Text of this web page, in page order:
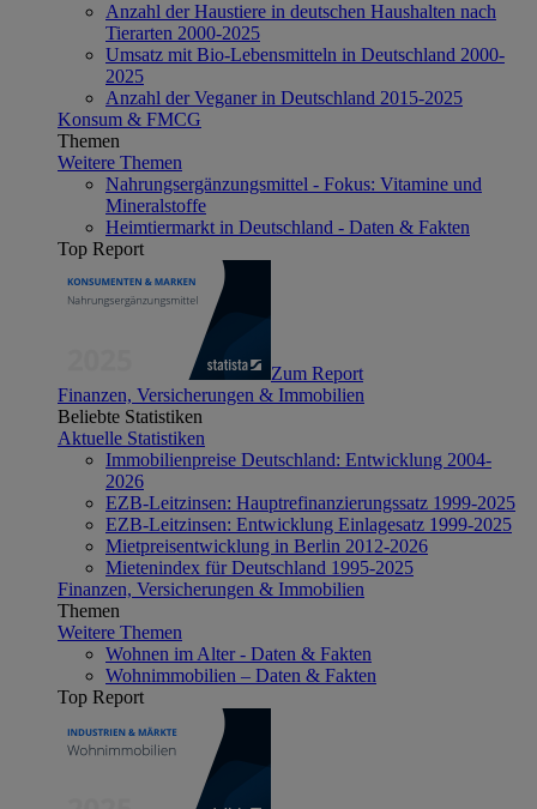
Anzahl der Haustiere in deutschen Haushalten nach
Tierarten 2000-2025
Umsatz mit Bio-Lebensmitteln in Deutschland 2000-
2025
Anzahl der Veganer in Deutschland 2015-2025
Konsum & FMCG
Themen
Weitere Themen
Nahrungsergänzungsmittel - Fokus: Vitamine und
Mineralstoffe
Heimtiermarkt in Deutschland - Daten & Fakten
Top Report
Zum Report
Finanzen, Versicherungen & Immobilien
Beliebte Statistiken
Aktuelle Statistiken
Immobilienpreise Deutschland: Entwicklung 2004-
2026
EZB-Leitzinsen: Hauptrefinanzierungssatz 1999-2025
EZB-Leitzinsen: Entwicklung Einlagesatz 1999-2025
Mietpreisentwicklung in Berlin 2012-2026
Mietenindex für Deutschland 1995-2025
Finanzen, Versicherungen & Immobilien
Themen
Weitere Themen
Wohnen im Alter - Daten & Fakten
Wohnimmobilien – Daten & Fakten
Top Report